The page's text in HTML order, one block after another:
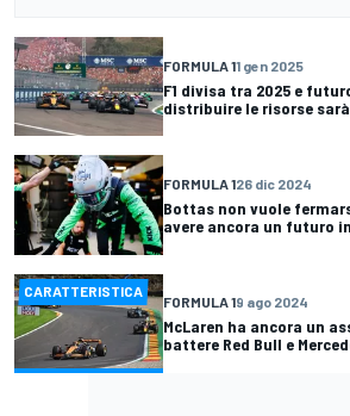
FORMULA 11 gen 2025
F1 divisa tra 2025 e
distribuire le risorse
FORMULA 126 dic 2024
Bottas non vuole
avere ancora un futuro in
CARATTERISTICA
FORMULA 19 ago 2024
McLaren ha ancora un
battere Red Bull e